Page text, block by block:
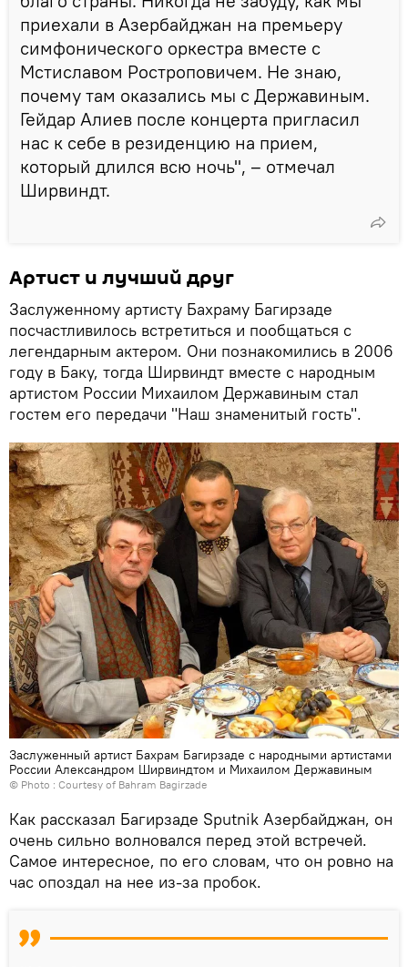
приехали в Азербайджан на премьеру
симфонического оркестра вместе с
Мстиславом Ростроповичем. Не знаю,
почему там оказались мы с Державиным.
Гейдар Алиев после концерта пригласил
нас к себе в резиденцию на прием,
который длился всю ночь", – отмечал
Ширвиндт.
Артист и лучший друг
Заслуженному артисту Бахраму Багирзаде
посчастливилось встретиться и пообщаться с
легендарным актером. Они познакомились в 2006
году в Баку, тогда Ширвиндт вместе с народным
артистом России Михаилом Державиным стал
гостем его передачи "Наш знаменитый гость".
Заслуженный артист Бахрам Багирзаде с народными артистами
России Александром Ширвиндтом и Михаилом Державиным
© Photo : Courtesy of Bahram Bagirzade
Как рассказал Багирзаде Sputnik Азербайджан, он
очень сильно волновался перед этой встречей.
Самое интересное, по его словам, что он ровно на
час опоздал на нее из-за пробок.